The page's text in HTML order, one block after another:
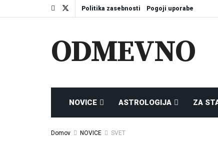
Politika zasebnosti Pogoji uporabe
ODMEVNO
NOVICE ASTROLOGIJA ZA
Domov NOVICE SVET